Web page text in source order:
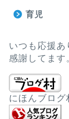
育児
いつも応援あ
感謝してます
にほんブログ